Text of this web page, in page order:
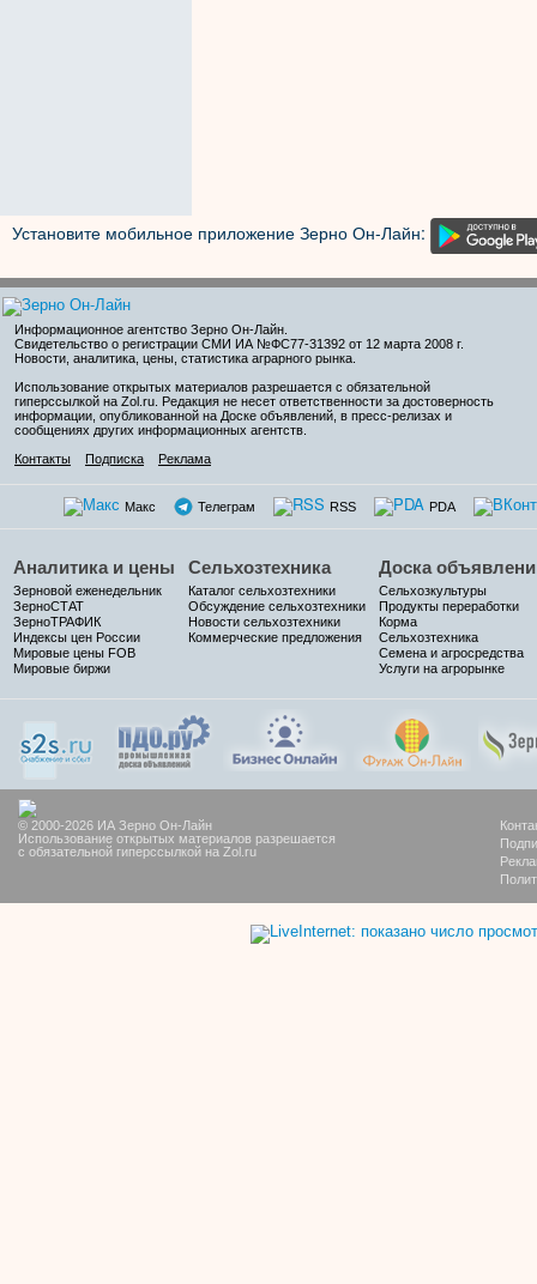
Установите мобильное приложение Зерно Он-Лайн:
Информационное агентство Зерно Он-Лайн
Свидетельство о регистрации СМИ ИА №ФС77-31392 от 12 марта 2008 г.
Новости, аналитика, цены, статистика аграрного рынка.
Использование открытых материалов разрешается с обязательной
гиперссылкой на Zol.ru. Редакция не несет ответственности за достоверность
информации, опубликованной на Доске объявлений, в пресс-релизах и
сообщениях других информационных агентств.
Контакты
Подписка Реклама
Макс Телеграм RSS PDA
Аналитика и цены
Зерновой еженедельник
ЗерноСТАТ
ЗерноТРАФИК
Индексы цен России
Мировые цены FOB
Мировые биржи
Сельхозтехника
Каталог сельхозтехники
Обсуждение сельхозтехники
Новости сельхозтехники
Коммерческие предложения
Доска
Сельхозкультуры
Продукты переработки
Корма
Сельхозтехника
Семена и агросредства
Услуги на агрорынке
© 2000-2026 ИА Зерно Он-Лайн
Использование открытых материалов разрешается
с обязательной гиперссылкой на Zol.ru